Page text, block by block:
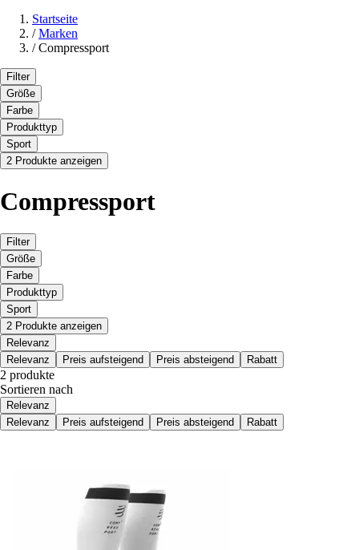
Startseite
/ Marken
/ Compressport
Filter
Größe
Farbe
Produkttyp
Sport
2 Produkte anzeigen
Compressport
Filter
Größe
Farbe
Produkttyp
Sport
2 Produkte anzeigen
Relevanz
Relevanz
Preis aufsteigend Preis absteigend Rabatt
2 produkte
Sortieren nach
Relevanz
Relevanz
Preis aufsteigend Preis absteigend Rabatt